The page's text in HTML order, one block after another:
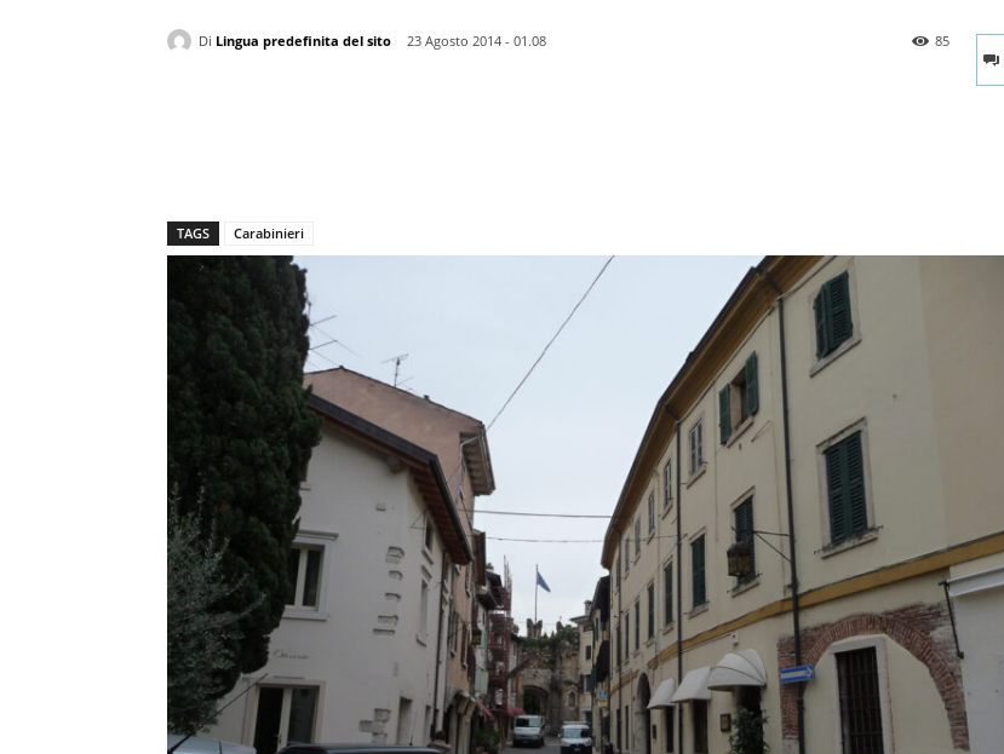
Di Lingua predefinita del sito
23 Agosto 2014 - 01.08
85
TAGS Carabinieri